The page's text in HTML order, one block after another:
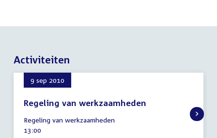
Activiteiten
9 sep 2010
Regeling van werkzaamheden
september
2010
Regeling van werkzaamheden
Tijd
13:00